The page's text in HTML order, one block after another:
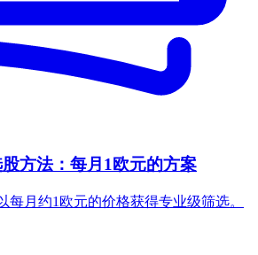
方法：每月1欧元的方案
每月约1欧元的价格获得专业级筛选。